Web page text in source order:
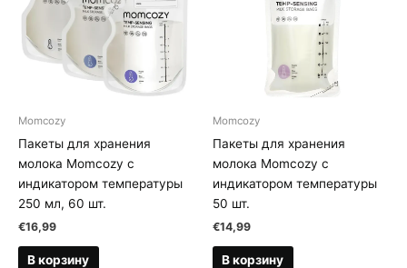
Momcozy
Пакеты для хранения
молока Momcozy с
индикатором температуры
250 мл, 60 шт.
€16,99
В корзину
Momcozy
Пакеты для хранения
молока Momcozy с
индикатором температуры
50 шт.
€14,99
В корзину